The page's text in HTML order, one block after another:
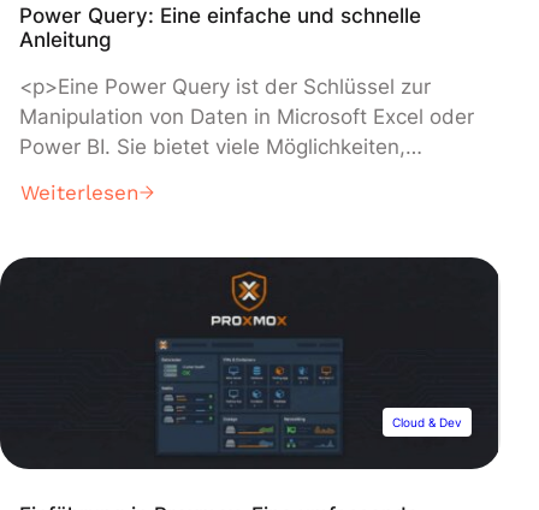
Power Query: Eine einfache und schnelle
Anleitung
<p>Eine Power Query ist der Schlüssel zur
Manipulation von Daten in Microsoft Excel oder
Power BI. Sie bietet viele Möglichkeiten,
erfährst du alles, was du wissen musst! Im
Analyse von Daten für Unternehmen und
Fachleute in fast allen Branchen von größter
Bedeutung. […]</p>
Weiterlesen
Cloud & Dev